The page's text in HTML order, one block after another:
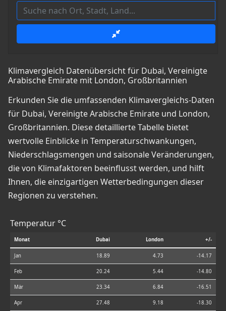
Klimavergleich Datenübersicht für Dubai, Vereinigte
Arabische Emirate mit London, Großbritannien
Erkunden Sie die umfassenden Klimavergleichs-Daten
für Dubai, Vereinigte Arabische Emirate und London,
Großbritannien. Diese detaillierte Tabelle bietet
wertvolle Einblicke in Temperaturschwankungen,
Niederschlagsmengen und saisonale Veränderungen,
die von Klimafaktoren beeinflusst werden, und hilft
Ihnen, die einzigartigen Wetterbedingungen dieser
Regionen zu verstehen.
Temperatur °C
Monat Dubai London +/-
Jan 18.89 4.73 -14.17
Feb 20.24 5.44 -14.80
Mär 23.34 6.84 -16.51
Apr 27.48 9.18 -18.30